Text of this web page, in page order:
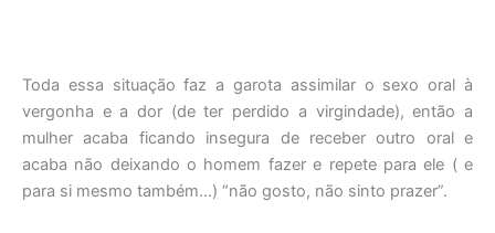
Toda essa situação faz a garota assimilar o sexo oral à
vergonha e a dor (de ter perdido a virgindade), então a
mulher acaba ficando insegura de receber outro oral e
acaba não deixando o homem fazer e repete para ele ( e
para si mesmo também…) “não gosto, não sinto prazer”.